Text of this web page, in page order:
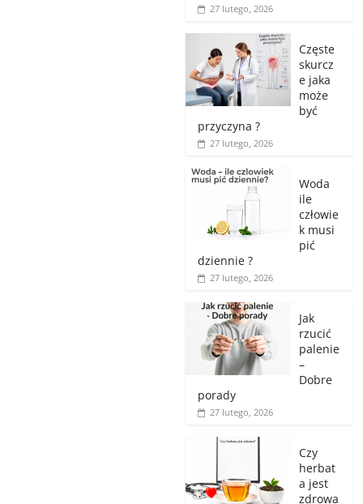
27 lutego, 2026
Częste
skurcz
e jaka
może
być
przyczyna ?
27 lutego, 2026
Woda
ile
człowie
k musi
pić
dziennie ?
27 lutego, 2026
Jak
rzucić
palenie
–
Dobre
porady
27 lutego, 2026
Czy
herbat
a jest
zdrowa